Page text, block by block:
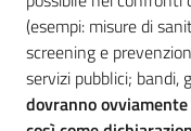
(esempi: misure di
screening e
servizi pubblici; bandi,
dovranno